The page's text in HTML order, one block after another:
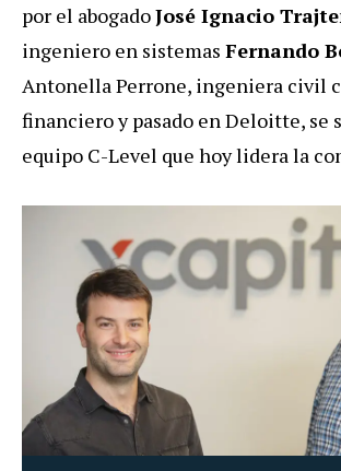
por el abogadoJosé Ignacio
ingeniero en sistemas Fernando
Antonella Perrone, ingeniera civil
financiero y pasado en Deloitte, se
equipo C-Level que hoy lidera la